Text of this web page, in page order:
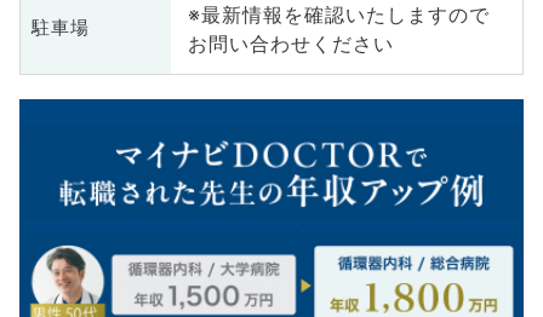
駐車場
※最新情報を確認いたしますので
お問い合わせください